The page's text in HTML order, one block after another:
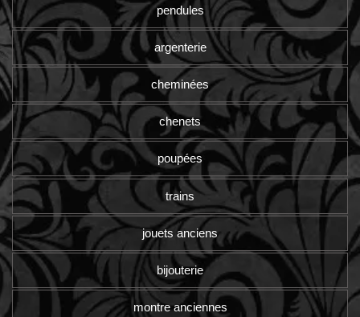
pendules
argenterie
cheminées
chenets
poupées
trains
jouets anciens
bijouterie
montre anciennes